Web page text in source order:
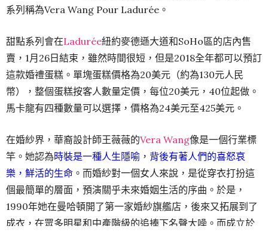
系列稱為Vera Wang Pour Ladurée。
甜點系列會在Ladurée紐約麥德遜大道和SoHo區的店內售
賣，1月26日結束，雖然時間很短，但是2018全年都可以預訂
這款婚禮蛋糕。單塊蛋糕價格為20美元（約為130元人民
幣），整個蛋糕按客人數量定價，每位20美元，40位起做。
馬卡龍有四種數量可以選擇，價格為24美元至425美元。
在婚紗界，華裔設計師王薇薇的Vera Wang像是一個行業標
竿。她認為時裝是一種人生隱喻 ， 背後有著人們的喜怒哀
樂，鮮活的生命 。而婚紗對一個女人來說，是從穿衣打扮這
個最簡單的層面，預演關乎未來婚姻生活的序曲。於是，
1990年她在曼哈頓開了第一家婚紗旗艦店，後來又拓展到了
成衣，在眾多明星和中產階級的追捧下名聲大噪。而成立於